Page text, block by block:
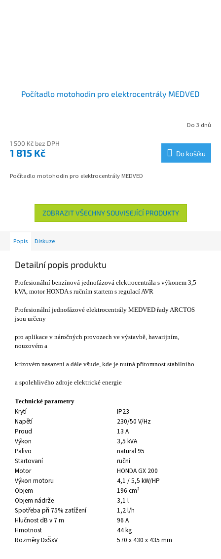
Počítadlo motohodin pro elektrocentrály MEDVED
Do 3 dnů
1 500 Kč bez DPH
1 815 Kč Do košíku
Počítadlo motohodin pro elektrocentrály MEDVED
ZOBRAZIT VŠECHNY SOUVISEJÍCÍ PRODUKTY
Popis Diskuze
Detailní popis produktu
Profesionální benzínová jednofázová elektrocentrála s výkonem 3,5
kVA, motor HONDA s ručním startem s regulací AVR
Profesionální jednofázové elektrocentrály MEDVED řady ARCTOS
jsou určeny
pro aplikace v náročných provozech ve výstavbě, havarijním,
nouzovém a
krizovém nasazení a dále všude, kde je nutná přítomnost stabilního
a spolehlivého zdroje elektrické energie
Technické parametry
Krytí
IP23
Napětí
230/50 V/Hz
Proud
13 A
Výkon
3,5 kVA
Palivo
natural 95
Startovaní
ruční
Motor
HONDA GX 200
Výkon motoru
4,1 / 5,5 kW/HP
Objem
196 cm³
Objem nádrže
3,1 l
Spotřeba při 75% zatížení
1,2 l/h
Hlučnost dB v 7 m
96 A
Hmotnost
44 kg
Rozměry DxŠxV
570 x 430 x 435 mm